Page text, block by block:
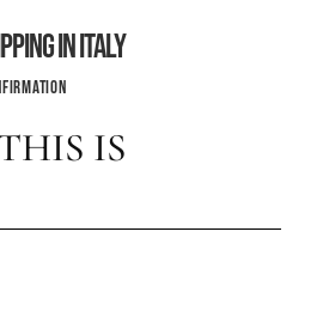
IN ITALY
IS